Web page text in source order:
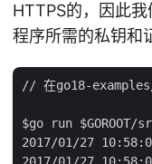
HTTPS的，因此
程序所需的私钥和
// 在go18-
$go run
2017/01/27